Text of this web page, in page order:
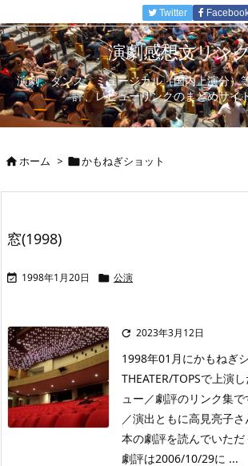
Twitter
演劇感想文リン
演劇、ダンス、ミュージカル（国内上演分）
評、レビューリンクのまとめサイ
ホーム > かもねぎショット
窓(1998)
 1998年1月20日  公演
 2023年3月12日
1998年01月にかもねぎ
THEATER/TOPSで上演
ュー／劇評のリンク集
／演出ともに高見亮子
本の劇評を読んでいただ
劇評は2006/10/29に ...